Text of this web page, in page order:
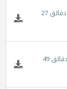
3 دقائق 27
4 دقائق 49